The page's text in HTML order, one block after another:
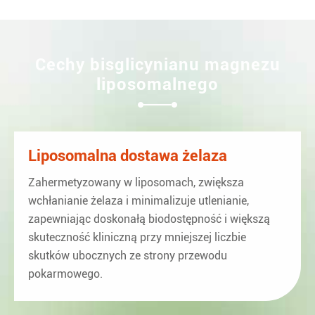
Cechy bisglicynianu magnezu
liposomalnego
Liposomalna dostawa żelaza
Zahermetyzowany w liposomach, zwiększa
wchłanianie żelaza i minimalizuje utlenianie,
zapewniając doskonałą biodostępność i większą
skuteczność kliniczną przy mniejszej liczbie
skutków ubocznych ze strony przewodu
pokarmowego.